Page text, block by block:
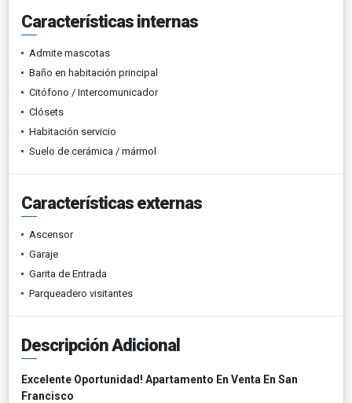
Características internas
Admite mascotas
Baño en habitación principal
Citófono / Intercomunicador
Clósets
Habitación servicio
Suelo de cerámica / mármol
Características externas
Ascensor
Garaje
Garita de Entrada
Parqueadero visitantes
Descripción Adicional
Excelente Oportunidad! Apartamento En Venta En San
Francisco